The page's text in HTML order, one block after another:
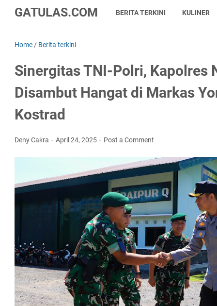
GATULAS.COM BERITA TERKINI KULINER
Home / Berita terkini
Sinergitas TNI-Polri, Kapolres
Disambut Hangat di Markas
Kostrad
Deny Cakra April 24, 2025 Post a Comment